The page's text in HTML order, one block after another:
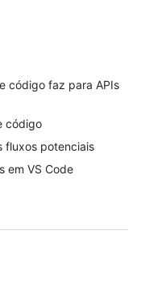
código faz para APIs
código
fluxos potenciais
em VS Code